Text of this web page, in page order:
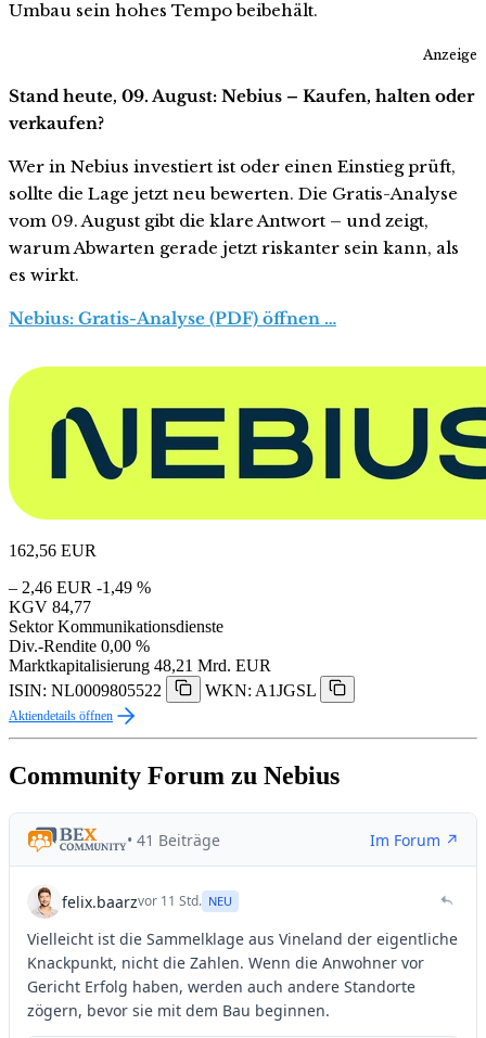
Umbau sein hohes Tempo beibehält.
Anzeige
Stand heute, 09. August: Nebius – Kaufen, halten oder
verkaufen?
Wer in Nebius investiert ist oder einen Einstieg prüft,
sollte die Lage jetzt neu bewerten. Die Gratis-Analyse
vom 09. August gibt die klare Antwort – und zeigt,
warum Abwarten gerade jetzt riskanter sein kann, als
es wirkt.
Nebius: Gratis-Analyse (PDF) öffnen …
162,56 EUR
– 2,46 EUR -1,49 %
KGV 84,77
Sektor Kommunikationsdienste
Div.-Rendite 0,00 %
Marktkapitalisierung 48,21 Mrd. EUR
ISIN: NL0009805522
WKN: A1JGSL
Aktiendetails öffnen
Community Forum zu Nebius